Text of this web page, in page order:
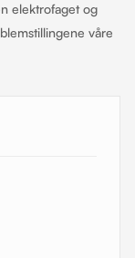
elektrofaget og
våre